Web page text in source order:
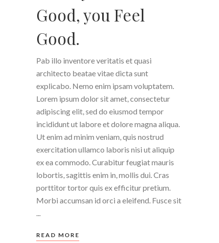
Good, you Feel
Good.
Pab illo inventore veritatis et quasi
architecto beatae vitae dicta sunt
explicabo. Nemo enim ipsam voluptatem.
Lorem ipsum dolor sit amet, consectetur
adipiscing elit, sed do eiusmod tempor
incididunt ut labore et dolore magna aliqua.
Ut enim ad minim veniam, quis nostrud
exercitation ullamco laboris nisi ut aliquip
ex ea commodo. Curabitur feugiat mauris
lobortis, sagittis enim in, mollis dui. Cras
porttitor tortor quis ex efficitur pretium.
Morbi accumsan id orci a eleifend. Fusce sit
READ MORE